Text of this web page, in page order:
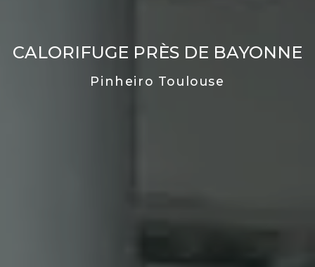
CALORIFUGE PRÈS DE BAYONNE
Pinheiro Toulouse